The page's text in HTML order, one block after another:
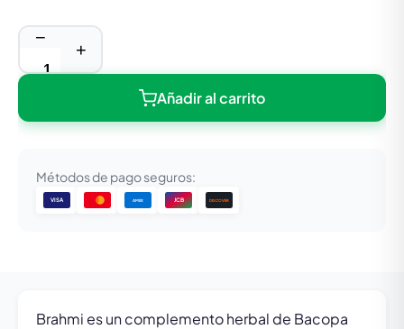
−
+
Añadir al carrito
Métodos de pago seguros:
VISA AMEX JCB DISCOVER
Brahmi es un complemento herbal de Bacopa